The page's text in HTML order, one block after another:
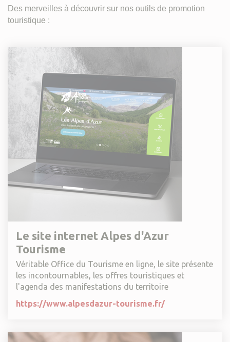
Des merveilles à découvrir sur nos outils de promotion
touristique :
Le site internet Alpes d'Azur
Tourisme
Véritable Office du Tourisme en ligne, le site présente
les incontournables, les offres touristiques et
l'agenda des manifestations du territoire
https://www.alpesdazur-tourisme.fr/